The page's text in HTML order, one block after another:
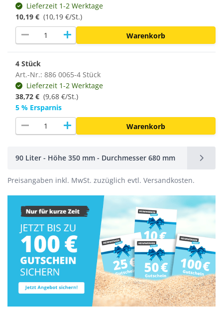
Lieferzeit 1-2 Werktage
10,19 € (10,19 €/St.)
remove add Warenkorb
4 Stück
Art.-Nr.: 886 0065-4 Stück
Lieferzeit 1-2 Werktage
38,72 € (9,68 €/St.)
5 % Ersparnis
remove add Warenkorb
90 Liter - Höhe 350 mm - Durchmesser 680 mm
Preisangaben inkl. MwSt. zuzüglich evtl. Versandkosten.